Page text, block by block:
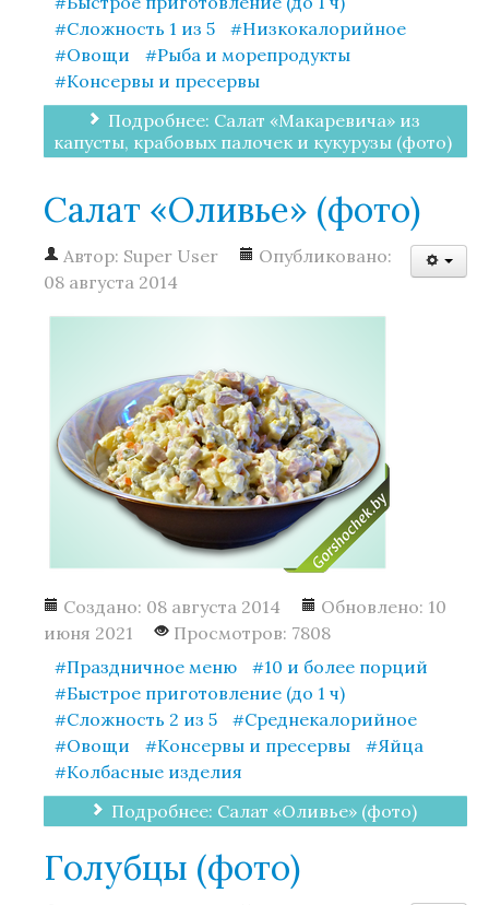
Блюда из рыбы
Блюда из овощей
Мучные блюда
Пироги и булочки
Огонь и дым
Заготовки
Объявления на Doshka.by
Сложность 1 из 5
Низкокалорийное
Овощи
Рыба и морепродукты
Консервы и пресервы
Подробнее: Салат «Макаревича» из
капусты, крабовых палочек и кукурузы (фото)
Салат «Оливье» (фото)
Автор: Super User
Опубликовано:
08 августа 2014
Создано: 08 августа 2014
Обновлено: 10
июня 2021
Просмотров: 7808
Праздничное меню
10 и более порций
Быстрое приготовление (до 1 ч)
Сложность 2 из 5
Среднекалорийное
Овощи
Консервы и пресервы
Яйца
Колбасные изделия
Подробнее: Салат «Оливье» (фото)
Голубцы (фото)